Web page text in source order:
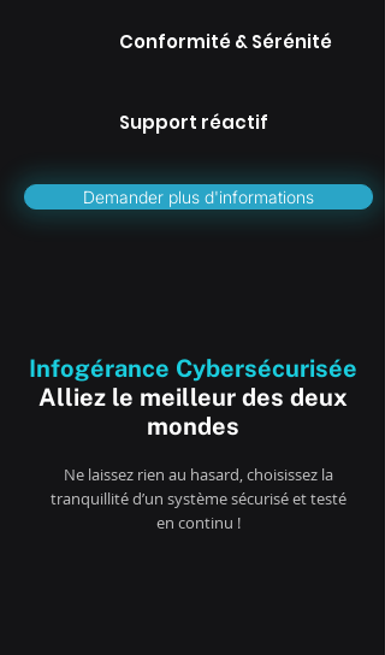
Conformité & Sérénité
Support réactif
Demander plus d'informations
Infogérance Cybersécurisée
Alliez le meilleur des deux
mondes
Ne laissez rien au hasard, choisissez la
tranquillité d’un système sécurisé et testé
en continu !